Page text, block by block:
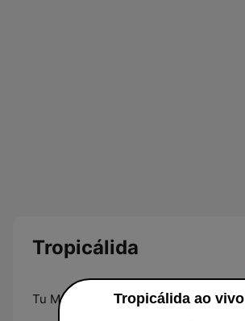
Tropicálida
Tu Música Tropicálida ao vivo